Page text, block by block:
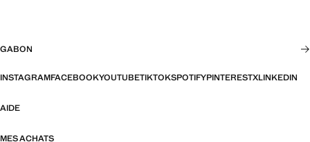
GABON
INSTAGRAMFACEBOOKYOUTUBETIKTOKSPOTIFYPINTERESTXLINKEDIN
AIDE
MES ACHATS